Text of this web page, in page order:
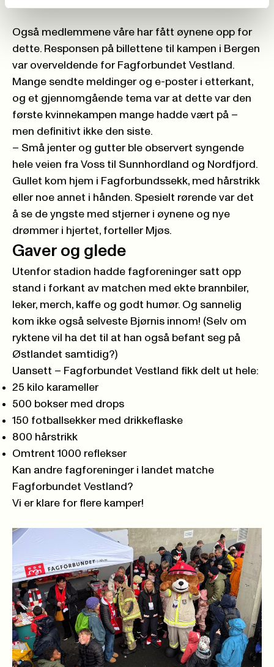
Også medlemmene våre har fått øynene opp for
dette. Responsen på billettene til kampen i Bergen
var overveldende for Fagforbundet Vestland.
Mange sendte meldinger og e-poster i etterkant,
og et gjennomgående tema var at dette var den
første kvinnekampen mange hadde vært på –
men definitivt ikke den siste.
– Små jenter og gutter ble observert syngende
hele veien fra Voss til Sunnhordland og Nordfjord.
Gullet kom hjem i Fagforbundssekk, med hårstrikk
eller noe annet i hånden. Spesielt rørende var det
å se de yngste med stjerner i øynene og nye
drømmer i hjertet, forteller Mjøs.
Gaver og glede
Utenfor stadion hadde fagforeninger satt opp
stand i forkant av matchen med ekte brannbiler,
leker, merch, kaffe og godt humør. Og sannelig
kom ikke også selveste Bjørnis innom! (Selv om
ryktene vil ha det til at han også befant seg på
Østlandet samtidig?)
Uansett – Fagforbundet Vestland fikk delt ut hele:
25 kilo karameller
500 bokser med drops
150 fotballsekker med drikkeflaske
800 hårstrikk
Omtrent 1000 reflekser
Kan andre fagforeninger i landet matche
Fagforbundet Vestland?
Vi er klare for flere kamper!